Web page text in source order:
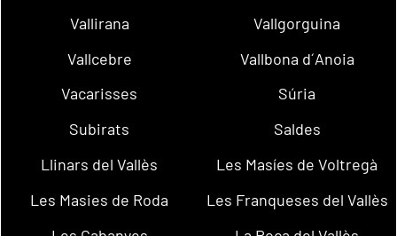
Vallirana
Vallgorguina
Vallcebre
Vallbona d´Anoia
Vacarisses
Súria
Subirats
Saldes
Llinars del Vallès
Les Masíes de Voltregà
Les Masies de Roda
Les Franqueses del Vallès